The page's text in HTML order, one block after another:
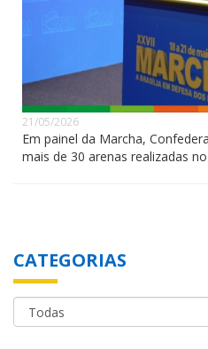
21/05/2026
Em painel da Marcha,
mais de 30 arenas realizadas
CATEGORIAS